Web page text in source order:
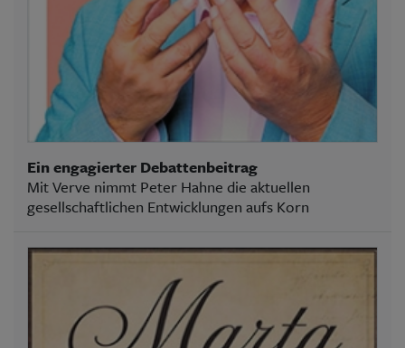
Ein engagierter Debattenbeitrag
Mit Verve nimmt Peter Hahne die aktuellen
gesellschaftlichen Entwicklungen aufs Korn